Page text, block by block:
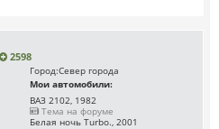
2598
Город:Север города
Мои автомобили:
ВАЗ 2102, 1982
Тема на форуме
Белая ночь Turbo., 2001